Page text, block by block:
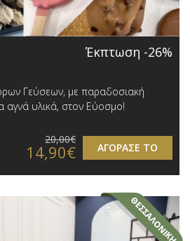
Έκπτωση -26%
Γεύσεων, με παραδοσιακή
αγνά υλικά, στον Εύοσμο!
ΑΓΟΡΑΣΕ ΤΟ
20,00€
14,90€